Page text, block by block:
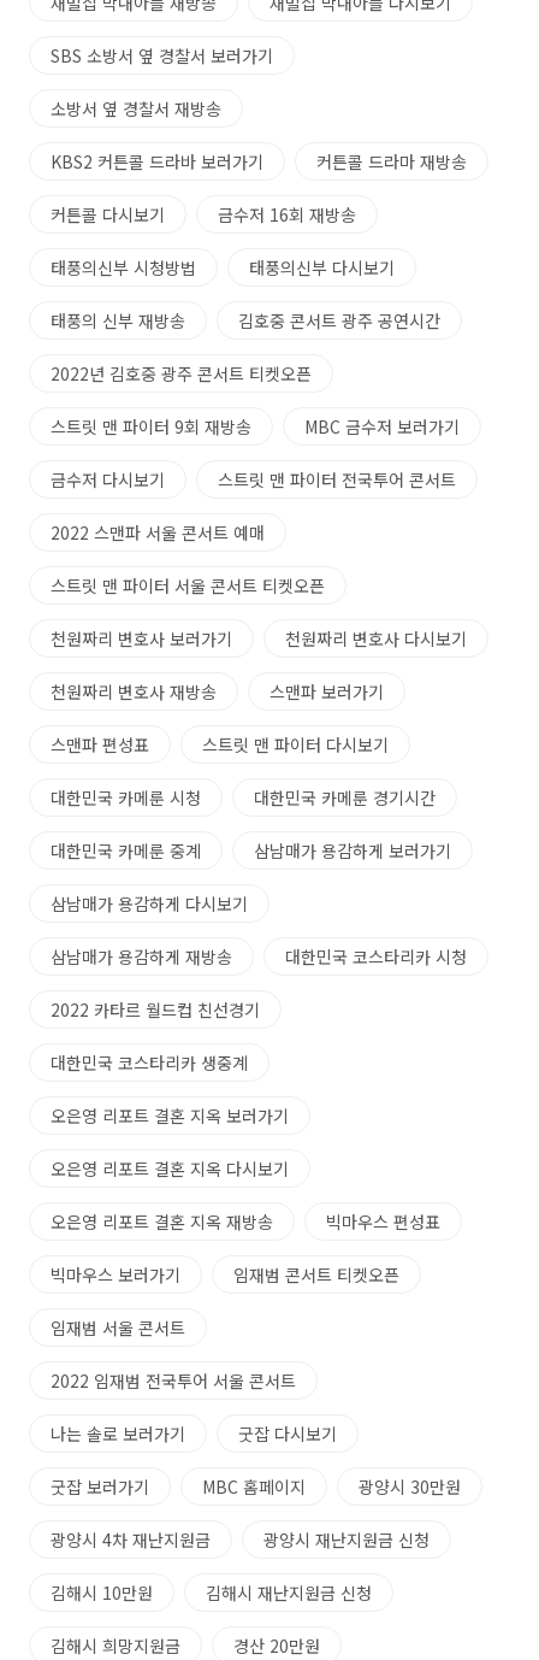
SBS 소방서 옆 경찰서 보러가기
소방서 옆 경찰서 재방송
KBS2 커튼콜 드라바 보러가기 커튼콜 드라마 재방송
커튼콜 다시보기 금수저 16회 재방송
태풍의신부 시청방법 태풍의신부 다시보기
태풍의 신부 재방송 김호중 콘서트 광주 공연시간
2022년 김호중 광주 콘서트 티켓오픈
스트릿 맨 파이터 9회 재방송 MBC 금수저 보러가기
금수저 다시보기 스트릿 맨 파이터 전국투어 콘서트
2022 스맨파 서울 콘서트 예매
스트릿 맨 파이터 서울 콘서트 티켓오픈
천원짜리 변호사 보러가기 천원짜리 변호사 다시보기
천원짜리 변호사 재방송 스맨파 보러가기
스맨파 편성표 스트릿 맨 파이터 다시보기
대한민국 카메룬 시청 대한민국 카메룬 경기시간
대한민국 카메룬 중계 삼남매가 용감하게 보러가기
삼남매가 용감하게 다시보기
삼남매가 용감하게 재방송 대한민국 코스타리카 시청
2022 카타르 월드컵 친선경기
대한민국 코스타리카 생중계
오은영 리포트 결혼 지옥 보러가기
오은영 리포트 결혼 지옥 다시보기
오은영 리포트 결혼 지옥 재방송 빅마우스 편성표
빅마우스 보러가기 임재범 콘서트 티켓오픈
임재범 서울 콘서트
2022 임재범 전국투어 서울 콘서트
나는 솔로 보러가기 굿잡 다시보기
굿잡 보러가기 MBC 홈페이지 광양시 30만원
광양시 4차 재난지원금 광양시 재난지원금 신청
김해시 10만원 김해시 재난지원금 신청
김해시 희망지원금 경산 20만원